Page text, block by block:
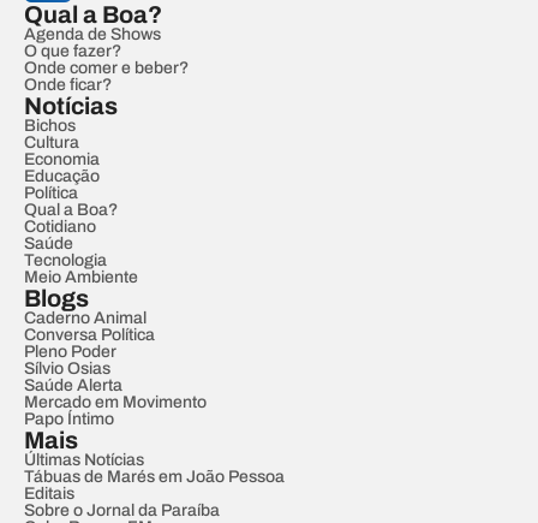
Qual a Boa?
Agenda de Shows
O que fazer?
Onde comer e beber?
Onde ficar?
Notícias
Bichos
Cultura
Economia
Educação
Política
Qual a Boa?
Cotidiano
Saúde
Tecnologia
Meio Ambiente
Blogs
Caderno Animal
Conversa Política
Pleno Poder
Sílvio Osias
Saúde Alerta
Mercado em Movimento
Papo Íntimo
Mais
Últimas Notícias
Tábuas de Marés em João Pessoa
Editais
Sobre o Jornal da Paraíba